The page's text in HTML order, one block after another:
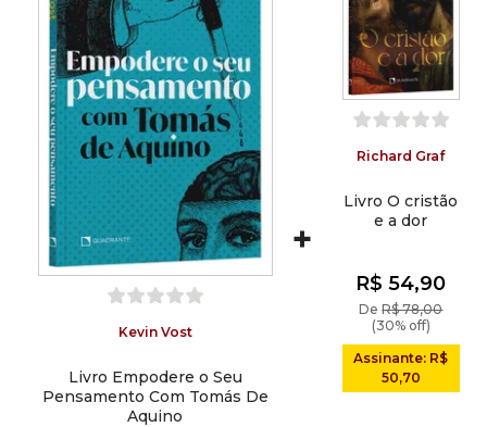
Kevin Vost
Livro Empodere o Seu
Pensamento Com Tomás De
Aquino
+
Richard Graf
Livro O cristão
e a dor
DeR$ 78,00
(30% off)
R$ 54,90
Assinante: R$
50,70